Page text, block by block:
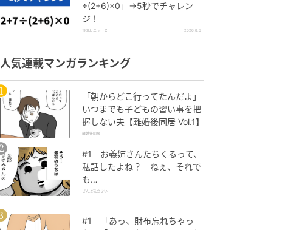
÷(2+6)×0」→5秒でチャレン
ジ！
TRILL ニュース 2026.8.6
人気連載マンガランキング
「朝からどこ行ってたんだよ」
いつまでも子どもの習い事を把
握しない夫【離婚後同居 Vol.1】
離婚後同居
#1 お義姉さんたちくるって、
私話したよね？ ねぇ、それで
も…
ぜんぶ私のせい
#1 「あっ、財布忘れちゃっ